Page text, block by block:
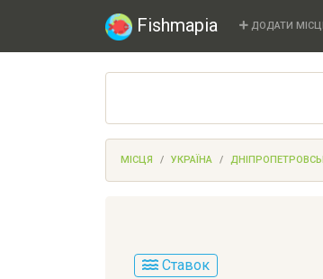
Fishmapia ДОДАТИ
МІСЦЯ УКРАЇНА
Ставок